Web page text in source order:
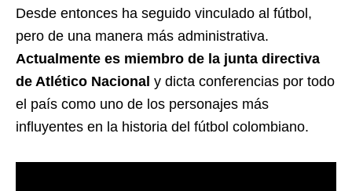
Desde entonces ha seguido vinculado al fútbol,
pero de una manera más administrativa.
Actualmente es miembro de la junta directiva
de Atlético Nacional y dicta conferencias por todo
el país como uno de los personajes más
influyentes en la historia del fútbol colombiano.